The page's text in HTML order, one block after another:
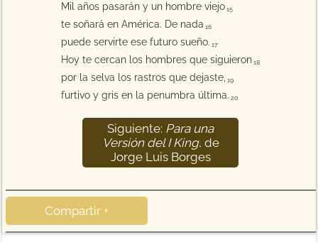
Mil años pasarán y un hombre viejo 15
te soñará en América. De nada 16
puede servirte ese futuro sueño. 17
Hoy te cercan los hombres que siguieron 18
por la selva los rastros que dejaste, 19
furtivo y gris en la penumbra última. 20
Siguiente: Para una
Versión del I King, de
Jorge Luis Borges
Compartir +